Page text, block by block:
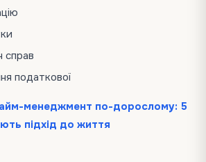
справ
податкової
менеджмент по-дорослому: 5
підхід до життя